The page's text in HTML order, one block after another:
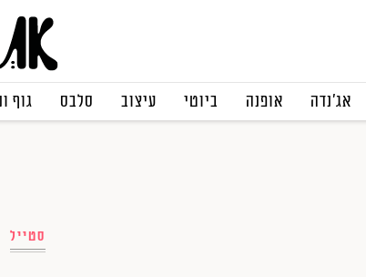
אג׳נדה אופנה ביוטי עיצוב סלבס גוף
סטייל